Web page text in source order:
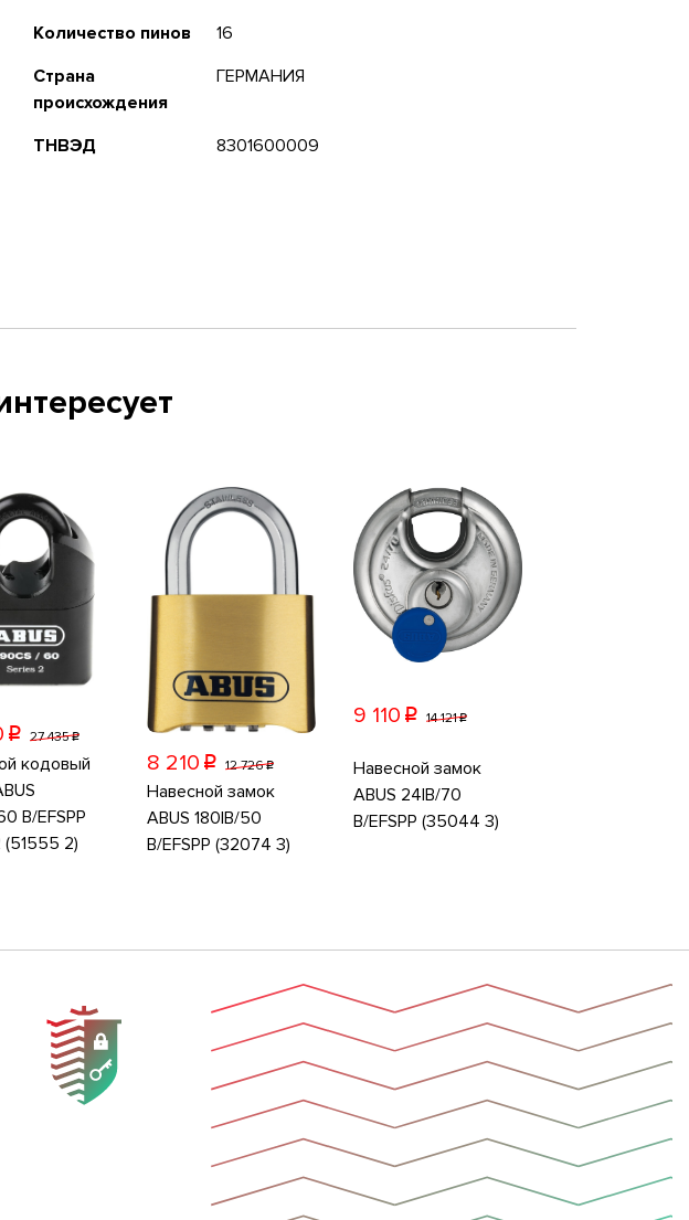
Количество пинов
16
Страна
происхождения
ГЕРМАНИЯ
ТНВЭД 8301600009
p 27 435p
кодовый
B/EFSPP
2)
8 210 p 12 726p
Навесной замок
ABUS 180IB/50
B/EFSPP (32074 3)
9 110 p 14 121p
Навесной замок
ABUS 24IB/70
B/EFSPP (35044 3)